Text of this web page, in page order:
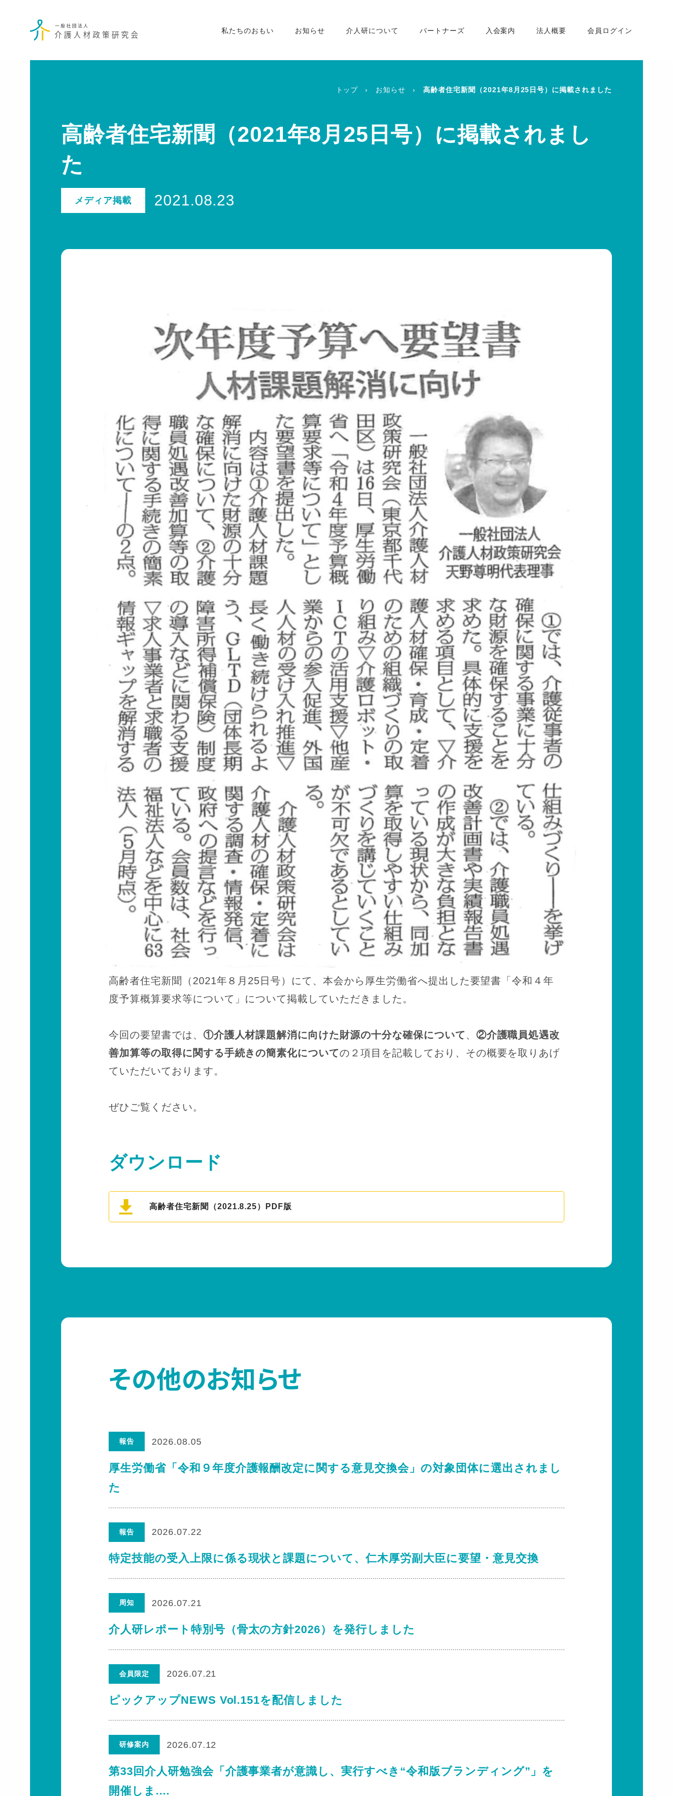
私たちのおもい お知らせ 介人研について パートナーズ 入会案内 法人概要 会員ログイン
トップ お知らせ 高齢者住宅新聞（2021年8月25日号）に掲載されました
高齢者住宅新聞（2021年8月25日号）に掲載されまし
た
メディア掲載 2021.08.23
高齢者住宅新聞（2021年８月25日号）にて、本会から厚生労働省へ提出した要望書「令和４年
度予算概算要求等について」について掲載していただきました。
今回の要望書では、 ①介護人材課題解消に向けた財源の十分な確保について、 ②介護職員処遇改
善加算等の取得に関する手続きの簡素化についての２項目を記載しており、その概要を取りあげ
ていただいております。
ぜひご覧ください。
ダウンロード
高齢者住宅新聞（2021.8.25）PDF版
その他のお知らせ
報告 2026.08.05
厚生労働省「令和９年度介護報酬改定に関する意見交換会」の対象団体に選出されまし
た
報告 2026.07.22
特定技能の受入上限に係る現状と課題について、仁木厚労副大臣に要望・意見交換
周知 2026.07.21
介人研レポート特別号（骨太の方針2026）を発行しました
会員限定 2026.07.21
ピックアップNEWS Vol.151を配信しました
研修案内 2026.07.12
第33回介人研勉強会「介護事業者が意識し、実行すべき“令和版ブランディング”」を
開催しま....